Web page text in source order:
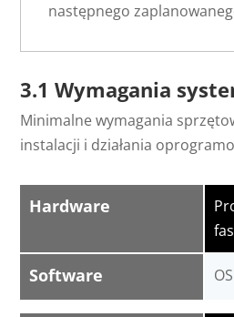
następnego
3.1 Wymagania
Minimalne wymagania
instalacji i działania
Hardware
Software